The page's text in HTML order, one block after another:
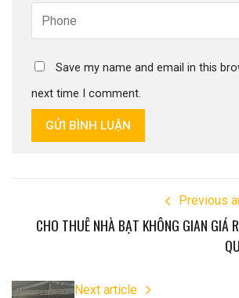
Save my name and email in this
next time I comment.
GỬI BÌNH LUẬN
Previous
CHO THUÊ NHÀ BẠT KHÔNG GIAN GIÁ
Next article